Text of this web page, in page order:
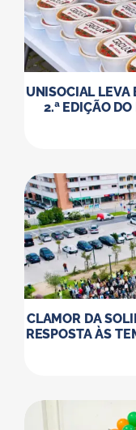
UNISOCIAL LEVA
2.ª EDIÇÃO
CLAMOR DA
RESPOSTA ÀS